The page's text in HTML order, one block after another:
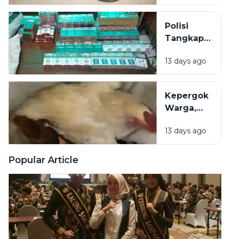
Penganiayaan
dibekuk di
Bus
Polisi
Tangkap
Toko
Pracangan
Giliyang
Sumenep
13 days ago
Kepergok
Warga,
Maling
Ayam di
Total
13 days ago
Popular Article